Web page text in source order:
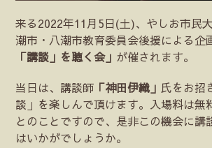
来る2022年11月5日(土)、やしお市民
潮市・八潮市教育委員会後援による企
「講談」を聴く会」 が催されます。
当日は、講談師 「神田伊織」 氏をお招
談」を楽しんで頂けます。入場料は無
とのことですので、是非この機会に講
はいかがでしょうか。